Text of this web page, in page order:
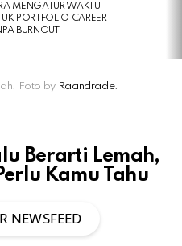
MENGATUR WAKTU
PORTFOLIO CAREER
BURNOUT
Foto by Raandrade.
Berarti Lemah,
Kamu Tahu
NEWSFEED